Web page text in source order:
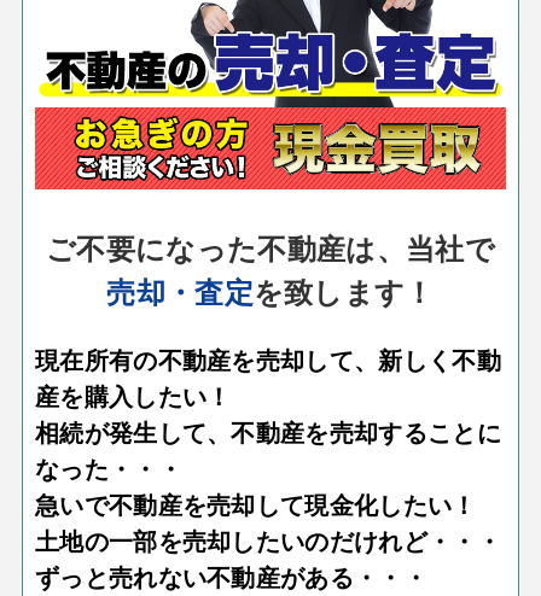
ご不要になった不動産は、当社で
売却・査定を致します！
現在所有の不動産を売却して、新しく不動
産を購入したい！
相続が発生して、不動産を売却することに
なった・・・
急いで不動産を売却して現金化したい！
土地の一部を売却したいのだけれど・・・
ずっと売れない不動産がある・・・